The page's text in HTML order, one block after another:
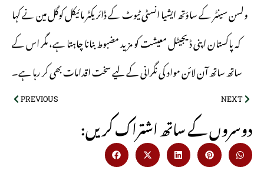
ولسن سینٹر کے ساؤتھ ایشیا انسٹی ٹیوٹ کے ڈائریکٹر مائیکل کوگل مین نے کہا
کہ پاکستان اپنی ڈیجیٹل معیشت کو مزید مضبوط بنانا چاہتا ہے، مگر اس کے
ساتھ ساتھ آن لائن مواد کی نگرانی کے لیے سخت اقدامات بھی کر رہا ہے۔
PREVIOUS NEXT
:دوسروں کے ساتھ اشتراک کریں